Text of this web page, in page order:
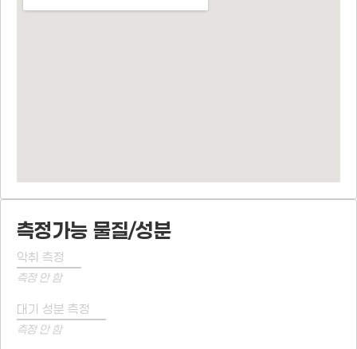
측정가능 물질/성분
악취 측정
측정 안 함
대기 성분 측정
측정 안 함